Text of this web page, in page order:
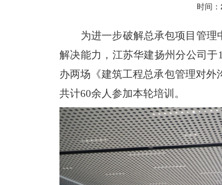
时间
为进一步破解总承包项目管
解决能力，江苏华建扬州分公司于
办两场《建筑工程总承包管理对
共计60余人参加本轮培训。